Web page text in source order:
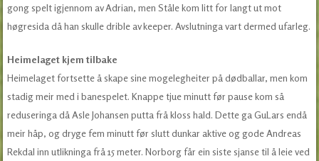
gong spelt igjennom av Adrian, men Ståle kom litt for langt ut mot
høgresida då han skulle drible av keeper. Avslutninga vart dermed ufarleg.
Heimelaget kjem tilbake
Heimelaget fortsette å skape sine mogelegheiter på dødballar, men kom
stadig meir med i banespelet. Knappe tjue minutt før pause kom så
reduseringa då Asle Johansen putta frå kloss hald. Dette ga GuLars endå
meir håp, og dryge fem minutt før slutt dunkar aktive og gode Andreas
Rekdal inn utlikninga frå 15 meter. Norborg får ein siste sjanse til å leie ved